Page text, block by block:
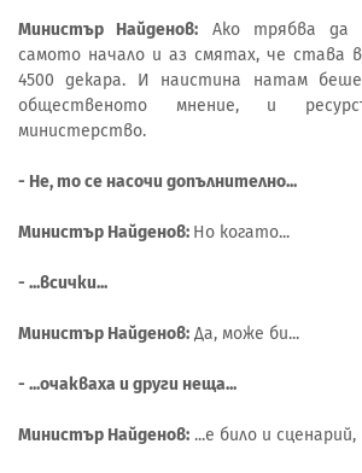
Министър Найденов: Ако трябва да
самото начало и аз смятах, че става
4500 декара. И наистина натам
общественото мнение, и
министерство.
- Не, то се насочи допълнително...
Министър Найденов: Но когато...
- ...всички...
Министър Найденов: Да, може би...
- ...очакваха и други неща...
Министър Найденов: ...е било и сценарий,